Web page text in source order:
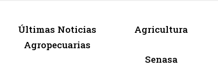
Últimas Noticias
Agropecuarias
Agricultura
Senasa